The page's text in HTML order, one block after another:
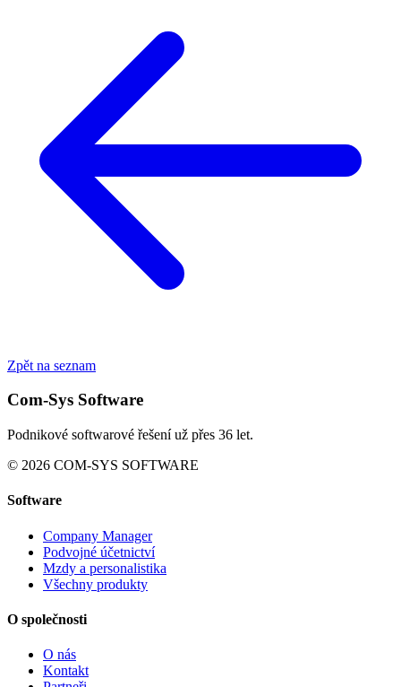
Zpět na seznam
Com-Sys Software
Podnikové softwarové řešení už přes 36 let.
© 2026 COM-SYS SOFTWARE
Software
Company Manager
Podvojné účetnictví
Mzdy a personalistika
Všechny produkty
O společnosti
O nás
Kontakt